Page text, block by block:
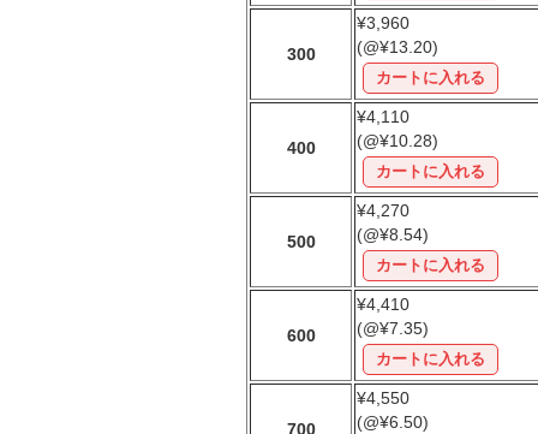
300
¥3,960
(@¥13.20)
400
¥4,110
(@¥10.28)
500
¥4,270
(@¥8.54)
600
¥4,410
(@¥7.35)
700
¥4,550
(@¥6.50)